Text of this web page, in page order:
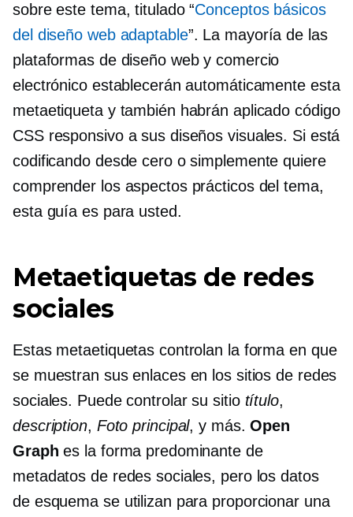
sobre este tema, titulado “Conceptos básicos
del diseño web adaptable”. La mayoría de las
plataformas de diseño web y comercio
electrónico establecerán automáticamente esta
metaetiqueta y también habrán aplicado código
CSS responsivo a sus diseños visuales. Si está
codificando desde cero o simplemente quiere
comprender los aspectos prácticos del tema,
esta guía es para usted.
Metaetiquetas de redes
sociales
Estas metaetiquetas controlan la forma en que
se muestran sus enlaces en los sitios de redes
sociales. Puede controlar su sitio título,
description, Foto principal, y más.Open
Graph es la forma predominante de
metadatos de redes sociales, pero los datos
de esquema se utilizan para proporcionar una